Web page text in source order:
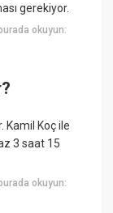
gerekiyor.
okuyun:
Kamil Koç ile
3 saat 15
okuyun: